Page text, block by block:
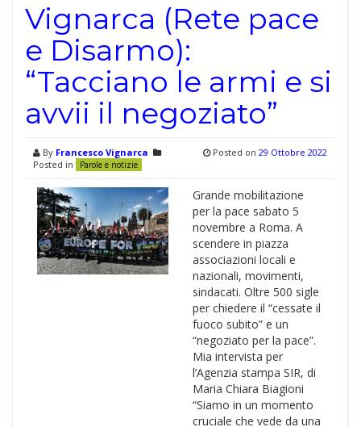
Vignarca (Rete pace
e Disarmo):
“Tacciano le armi e si
avvii il negoziato”
By Francesco Vignarca
Posted in
Parole e notizie
Posted on 29 Ottobre 2022
Grande mobilitazione
per la pace sabato 5
novembre a Roma. A
scendere in piazza
associazioni locali e
nazionali, movimenti,
sindacati. Oltre 500 sigle
per chiedere il “cessate il
fuoco subito” e un
“negoziato per la pace”.
Mia intervista per
l’Agenzia stampa SIR, di
Maria Chiara Biagioni
“Siamo in un momento
cruciale che vede da una